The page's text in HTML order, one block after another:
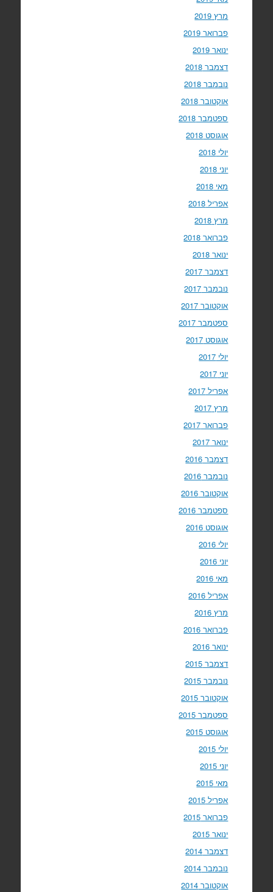
מרץ 2019
פברואר 2019
ינואר 2019
דצמבר 2018
נובמבר 2018
אוקטובר 2018
ספטמבר 2018
אוגוסט 2018
יולי 2018
יוני 2018
מאי 2018
אפריל 2018
מרץ 2018
פברואר 2018
ינואר 2018
דצמבר 2017
נובמבר 2017
אוקטובר 2017
ספטמבר 2017
אוגוסט 2017
יולי 2017
יוני 2017
אפריל 2017
מרץ 2017
פברואר 2017
ינואר 2017
דצמבר 2016
נובמבר 2016
אוקטובר 2016
ספטמבר 2016
אוגוסט 2016
יולי 2016
יוני 2016
מאי 2016
אפריל 2016
מרץ 2016
פברואר 2016
ינואר 2016
דצמבר 2015
נובמבר 2015
אוקטובר 2015
ספטמבר 2015
אוגוסט 2015
יולי 2015
יוני 2015
מאי 2015
אפריל 2015
פברואר 2015
ינואר 2015
דצמבר 2014
נובמבר 2014
אוקטובר 2014